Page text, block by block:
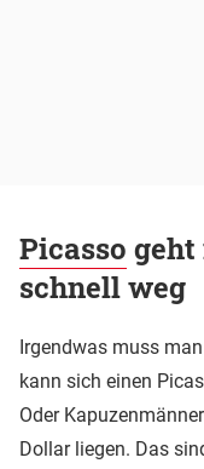
Picasso
schnell weg
Irgendwas muss
kann sich einen
Oder
Dollar liegen. Das